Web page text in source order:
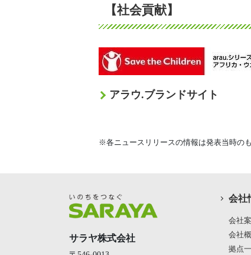
【社会貢献】
アラウ.ブランドサイト
※各ニュースリリースの情報は発表当時の
サラヤ株式会社
会社
会社
会社
拠点